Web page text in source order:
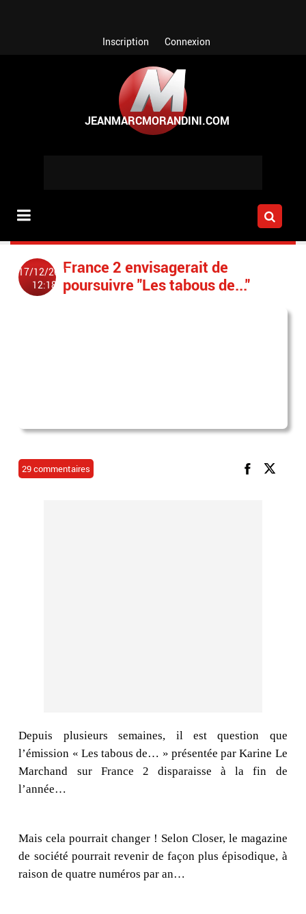
Inscription Connexion
17/12/2007
12:18
France 2 envisagerait de
poursuivre "Les tabous de..."
29 commentaires
Depuis plusieurs semaines, il est question que
l’émission « Les tabous de… » présentée par Karine Le
Marchand sur France 2 disparaisse à la fin de
l’année…
Mais cela pourrait changer ! Selon Closer, le magazine
de société pourrait revenir de façon plus épisodique, à
raison de quatre numéros par an…